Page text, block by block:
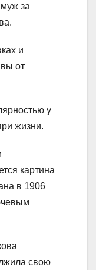
за
и
от
у
жизни.
картина
в 1906
свою